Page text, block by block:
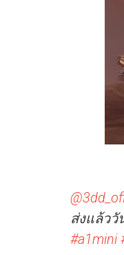
ส่งแล้ววั
#a1mini